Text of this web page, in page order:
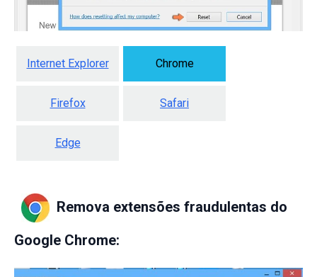
Internet Explorer Chrome
Firefox Safari
Edge
Remova extensões fraudulentas do
Google Chrome: